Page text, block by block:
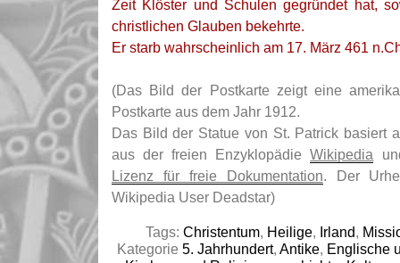
Zeit Klöster und Schulen gegründet hat,
christlichen Glauben bekehrte.
Er starb wahrscheinlich am 17. März 461
(Das Bild der Postkarte zeigt eine
Postkarte aus dem Jahr 1912.
Das Bild der Statue von St. Patrick basiert
aus der freien EnzyklopädieWikipedia
Lizenz für freie Dokumentation . Der
Wikipedia User Deadstar)
Tags: Christentum, Heilige, Irland,
Kategorie 5. Jahrhundert, Antike, Englische